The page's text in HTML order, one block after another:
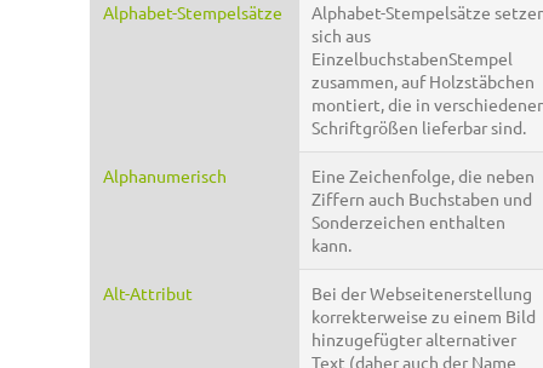
Alphabet-Stempelsätze
Alphabet-Stempelsätze
sich aus
EinzelbuchstabenStempel
zusammen, auf Holzstäbchen
montiert, die in
Schriftgrößen lieferbar sind.
Alphanumerisch
Eine Zeichenfolge, die neben
Ziffern auch Buchstaben und
Sonderzeichen enthalten
kann.
Alt-Attribut
Bei der Webseitenerstellung
korrekterweise zu einem Bild
hinzugefügter alternativer
Text (daher auch der Name